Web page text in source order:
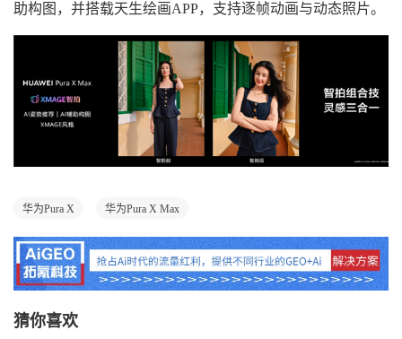
助构图，并搭载天生绘画APP，支持逐帧动画与动态照片。
华为Pura X 华为Pura X Max
猜你喜欢